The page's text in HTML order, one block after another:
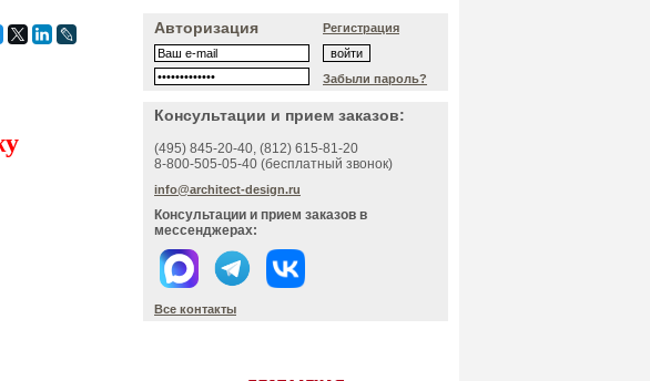
Авторизация Регистрация
Забыли пароль?
Консультации и прием заказов:
(495) 845-20-40, (812) 615-81-20
8-800-505-05-40 (бесплатный звонок)
info@architect-design.ru
Консультации и прием заказов в
мессенджерах:
Все контакты